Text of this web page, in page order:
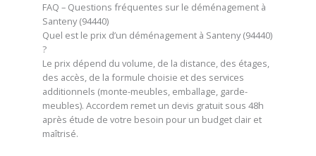
FAQ – Questions fréquentes sur le déménagement à
Santeny (94440)
Quel est le prix d’un déménagement à Santeny (94440)
?
Le prix dépend du volume, de la distance, des étages,
des accès, de la formule choisie et des services
additionnels (monte-meubles, emballage, garde-
meubles). Accordem remet un devis gratuit sous 48h
après étude de votre besoin pour un budget clair et
maîtrisé.